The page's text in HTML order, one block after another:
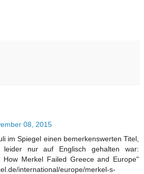
08, 2015
im Spiegel einen bemerkenswerten Titel,
nur auf Englisch gehalten war:
How Merkel Failed Greece and Europe"
international/europe/merkel-s-